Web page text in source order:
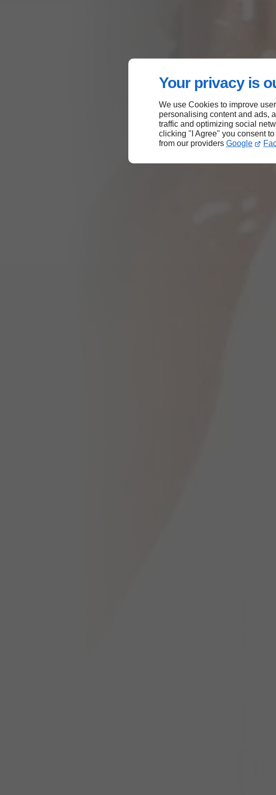
Your privacy is
We use Cookies to improve
personalising content and ads,
traffic and optimizing social
clicking "I Agree" you consent
from our providers Google